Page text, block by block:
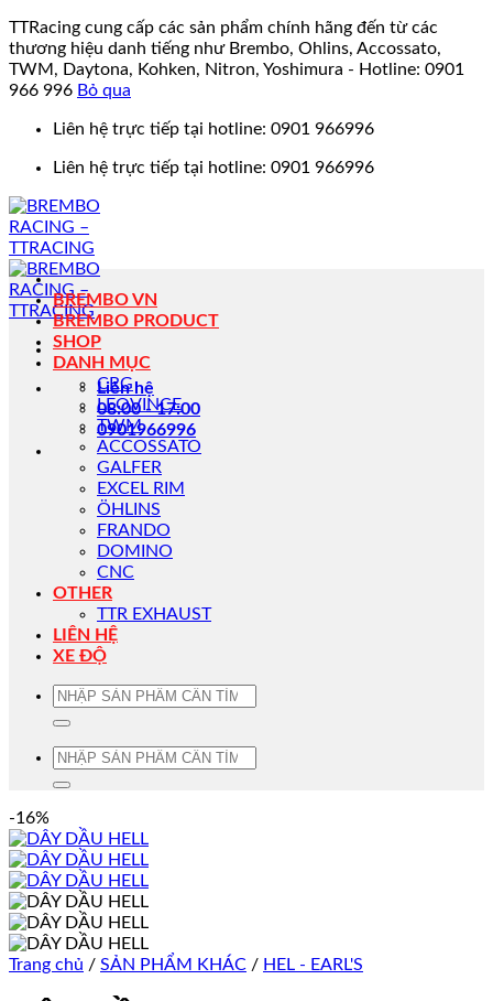
TTRacing cung cấp các sản phẩm chính hãng đến từ các
thương hiệu danh tiếng như Brembo, Ohlins, Accossato,
TWM, Daytona, Kohken, Nitron, Yoshimura - Hotline: 0901
966 996 Bỏ qua
Liên hệ trực tiếp tại hotline: 0901 966996
Liên hệ trực tiếp tại hotline: 0901 966996
Liên hệ
08:00 - 17:00
0901966996
BREMBO VN
BREMBO PRODUCT
SHOP
DANH MỤC
CRG
LEOVINCE
TWM
ACCOSSATO
GALFER
EXCEL RIM
ÖHLINS
FRANDO
DOMINO
CNC
OTHER
TTR EXHAUST
LIÊN HỆ
XE ĐỘ
Tìm
Tìm
-16%
Trang chủ / SẢN PHẨM KHÁC / HEL - EARL'S